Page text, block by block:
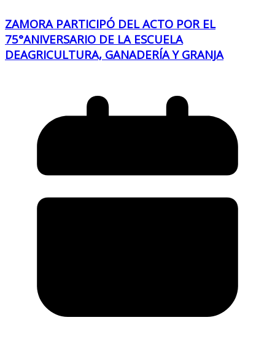
ZAMORA PARTICIPÓ DEL ACTO POR EL
75°ANIVERSARIO DE LA ESCUELA
DEAGRICULTURA, GANADERÍA Y GRANJA